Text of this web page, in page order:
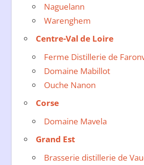
Naguelann
Warenghem
Centre-Val de Loire
Ferme Distillerie de
Domaine Mabillot
Ouche Nanon
Corse
Domaine Mavela
Grand Est
Brasserie distillerie de